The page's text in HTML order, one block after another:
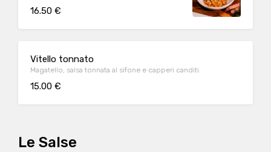
16.50 €
Vitello tonnato
Magatello, salsa tonnata al sifone e capperi canditi.
15.00 €
Le Salse